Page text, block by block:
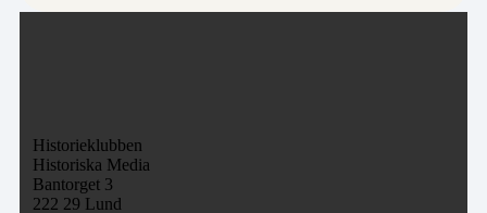
Historieklubben
Historiska Media
Bantorget 3
222 29 Lund